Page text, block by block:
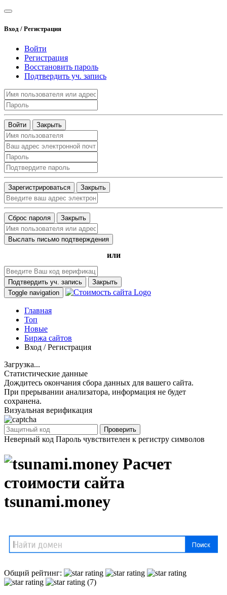
Вход / Регистрация
Войти
Регистрация
Восстановить пароль
Подтвердить уч. запись
Войти Закрыть
Зарегистрироваться Закрыть
Сброс пароля Закрыть
Выслать письмо подтверждения
или
Подтвердить уч. запись
Закрыть
Toggle navigation
Главная
Топ
Новые
Биржа сайтов
Вход / Регистрация
Загрузка...
Статистические данные
Дождитесь окончания сбора данных для вашего сайта.
При прерывании анализатора, информация не будет
сохранена.
Визуальная верификация
Проверить
Неверный код Пароль чувствителен к регистру символов
Расчет
стоимости сайта
tsunami.money
Общий рейтинг:
(7)